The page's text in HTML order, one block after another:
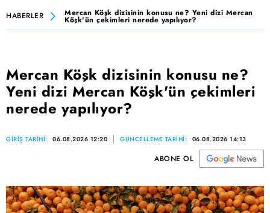
HABERLER Mercan Köşk dizisinin konusu ne? Yeni dizi Mercan
Köşk'ün çekimleri nerede yapılıyor?
Mercan Köşk dizisinin konusu ne?
Yeni dizi Mercan Köşk'ün çekimleri
nerede yapılıyor?
GİRİŞ TARİHİ: 06.08.2026 12:20 GÜNCELLEME TARİHİ: 06.08.2026 14:13
ABONE OL